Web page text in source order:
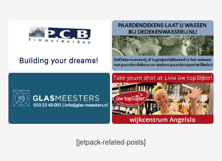
[jetpack-related-posts]